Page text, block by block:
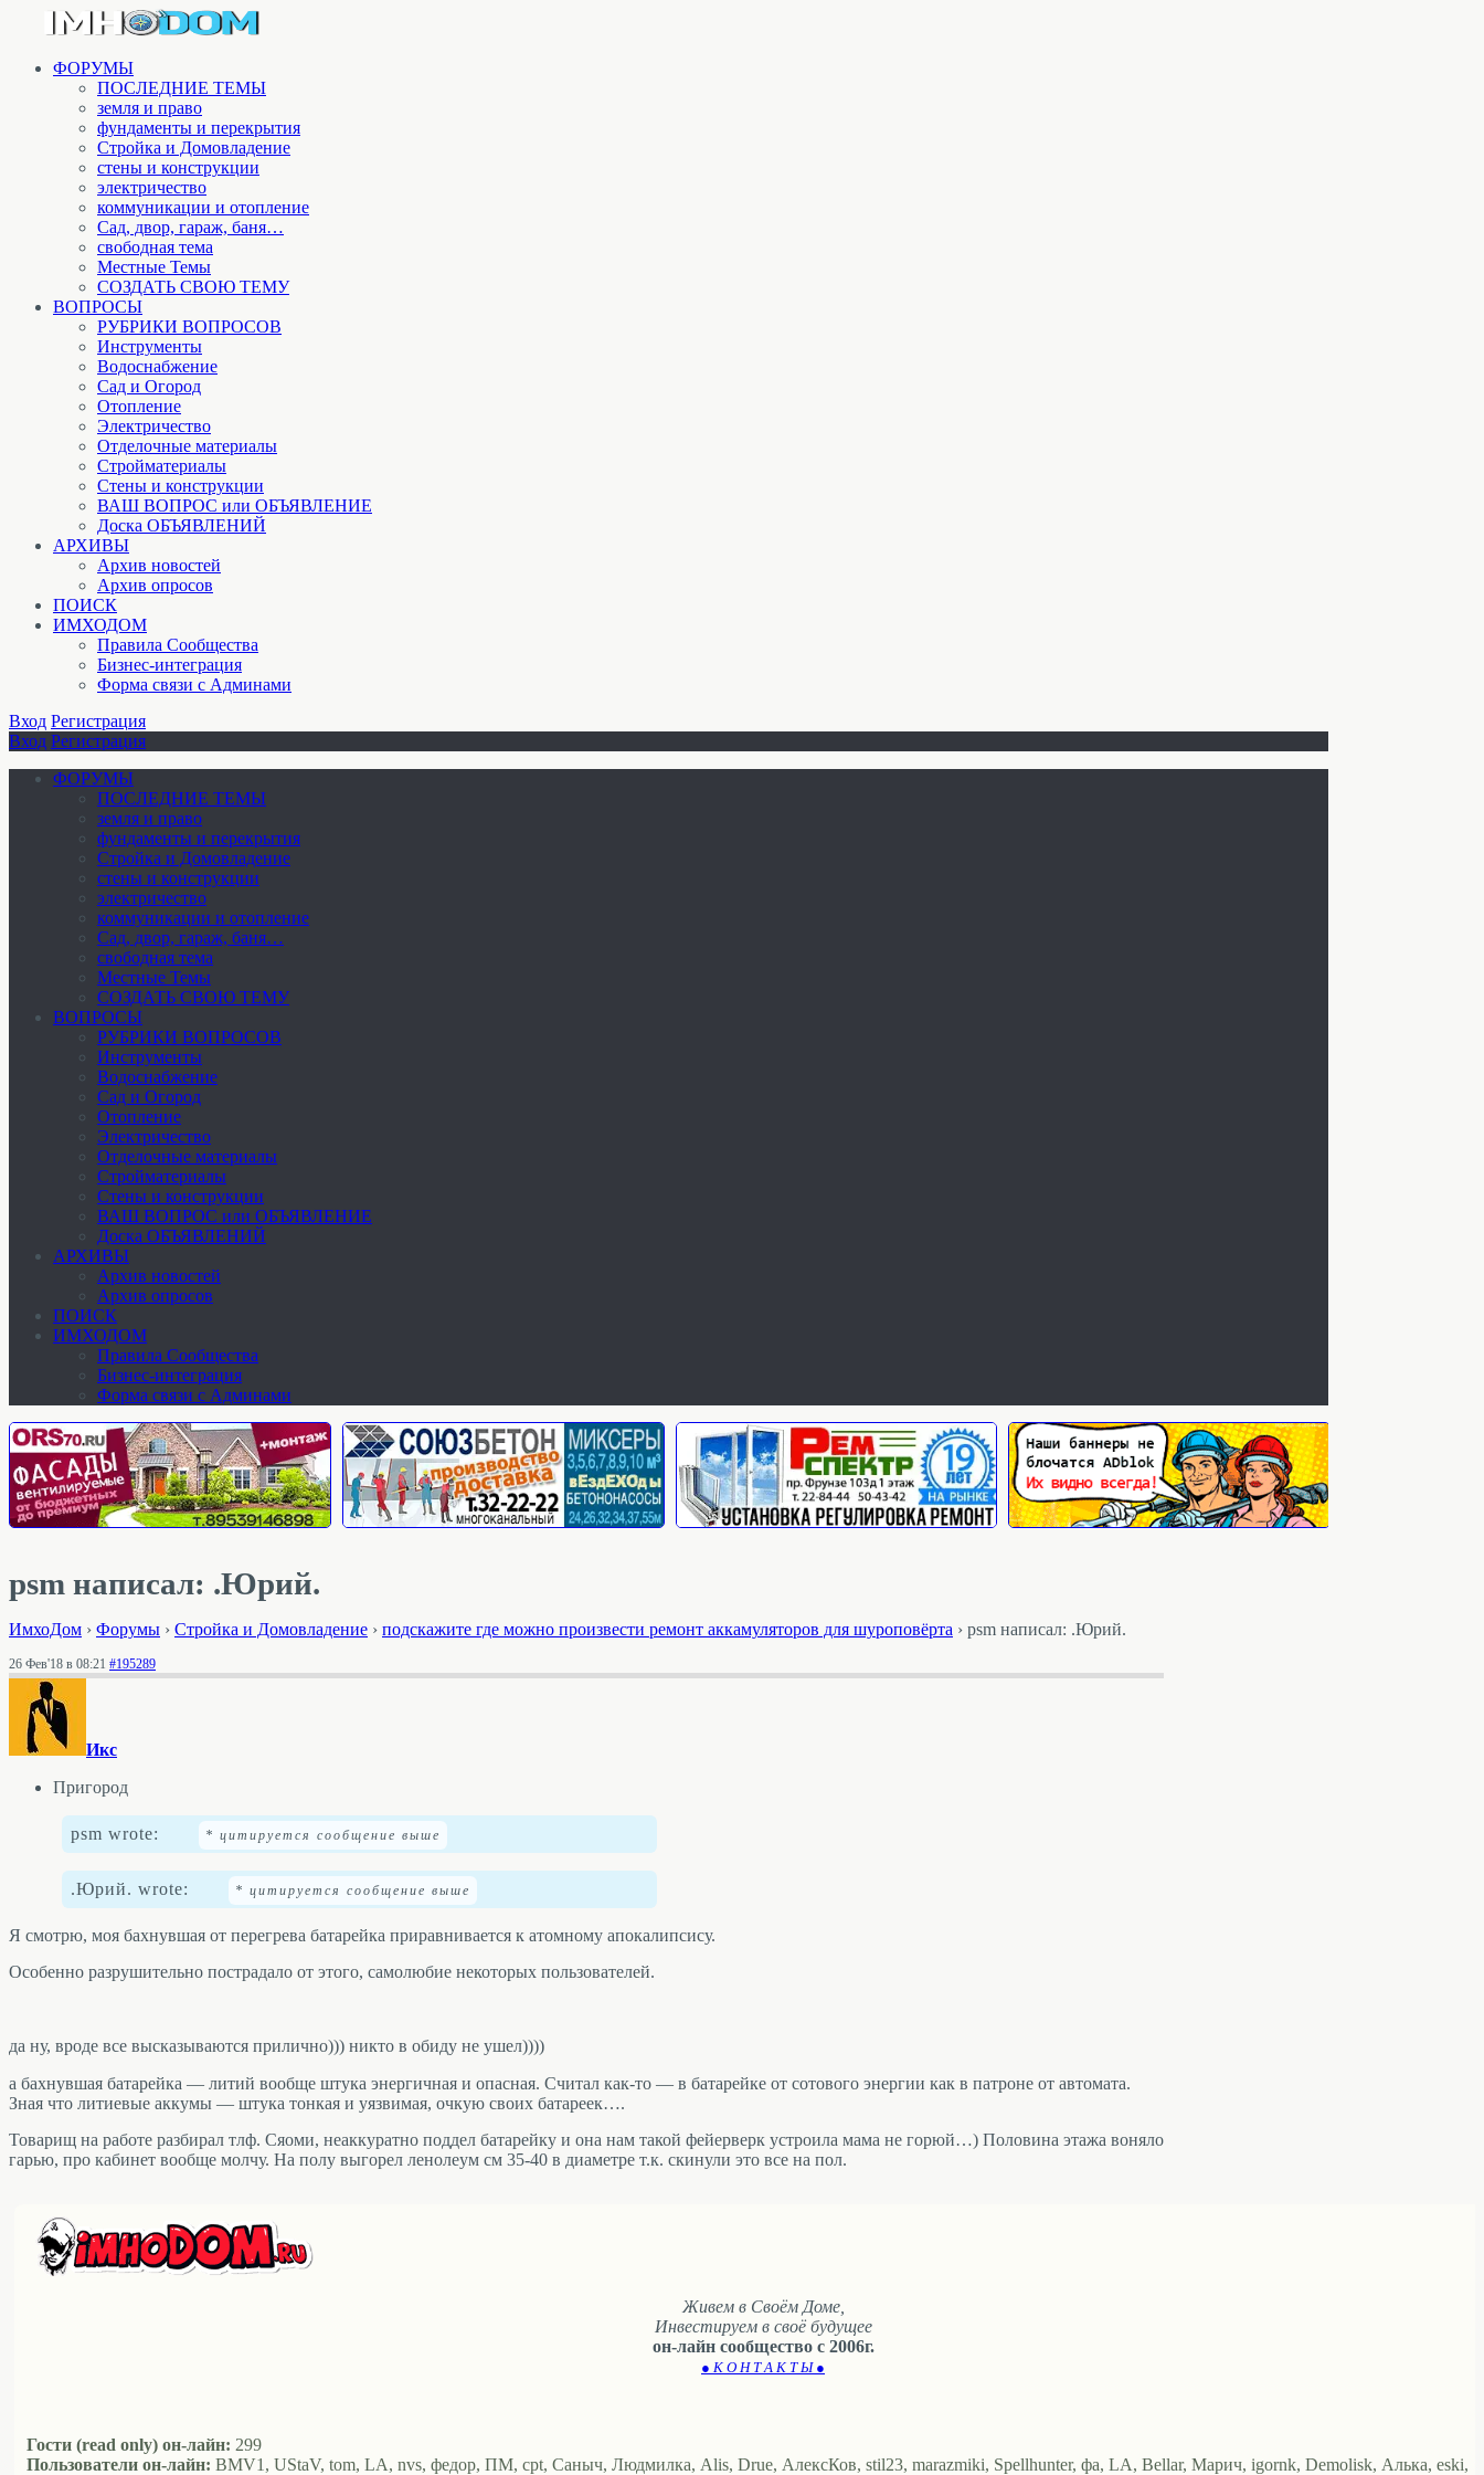
ФОРУМЫ
ПОСЛЕДНИЕ ТЕМЫ
земля и право
фундаменты и перекрытия
Стройка и Домовладение
стены и конструкции
электричество
коммуникации и отопление
Cад, двор, гараж, баня…
свободная тема
Местные Темы
СОЗДАТЬ СВОЮ ТЕМУ
ВОПРОСЫ
РУБРИКИ ВОПРОСОВ
Инструменты
Водоснабжение
Сад и Огород
Отопление
Электричество
Отделочные материалы
Стройматериалы
Стены и конструкции
ВАШ ВОПРОС или ОБЪЯВЛЕНИЕ
Доска ОБЪЯВЛЕНИЙ
АРХИВЫ
Архив новостей
Архив опросов
ПОИСК
ИМХОДОМ
Правила Сообщества
Бизнес-интеграция
Форма связи с Админами
Вход Регистрация
Вход Регистрация
ФОРУМЫ
ПОСЛЕДНИЕ ТЕМЫ
земля и право
фундаменты и перекрытия
Стройка и Домовладение
стены и конструкции
электричество
коммуникации и отопление
Cад, двор, гараж, баня…
свободная тема
Местные Темы
СОЗДАТЬ СВОЮ ТЕМУ
ВОПРОСЫ
РУБРИКИ ВОПРОСОВ
Инструменты
Водоснабжение
Сад и Огород
Отопление
Электричество
Отделочные материалы
Стройматериалы
Стены и конструкции
ВАШ ВОПРОС или ОБЪЯВЛЕНИЕ
Доска ОБЪЯВЛЕНИЙ
АРХИВЫ
Архив новостей
Архив опросов
ПОИСК
ИМХОДОМ
Правила Сообщества
Бизнес-интеграция
Форма связи с Админами
psm написал: .Юрий.
ИмхоДом › Форумы › Стройка и Домовладение › подскажите где можно произвести ремонт аккамуляторов для шуроповёрта › psm написал: .Юрий.
26 Фев'18 в 08:21 #195289
Икс
Пригород
psm wrote:
.Юрий. wrote:
Я смотрю, моя бахнувшая от перегрева батарейка приравнивается к атомному апокалипсису.
Особенно разрушительно пострадало от этого, самолюбие некоторых пользователей.
да ну, вроде все высказываются прилично))) никто в обиду не ушел))))
а бахнувшая батарейка — литий вообще штука энергичная и опасная. Считал как-то — в батарейке от сотового энергии как в патроне от автомата.
Зная что литиевые аккумы — штука тонкая и уязвимая, очкую своих батареек….
Товарищ на работе разбирал тлф. Сяоми, неаккуратно поддел батарейку и она нам такой фейерверк устроила мама не горюй…) Половина этажа воняло
гарью, про кабинет вообще молчу. На полу выгорел ленолеум см 35-40 в диаметре т.к. скинули это все на пол.
Живем в Своём Доме,
Инвестируем в своё будущее
он-лайн сообщество с 2006г.
● К О Н Т А К Т Ы ●
Гости (read only) он-лайн: 299
Пользователи он-лайн: BMV1, UStaV, tom, LA, nvs, федор, ПМ, cpt, Саныч, Людмилка, Alis, Drue, АлексКов, stil23, marazmiki, Spellhunter, фа, LA, Bellar, Марич, igornk, Demolisk, Алька, eski,